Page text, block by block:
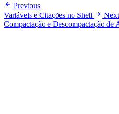
Previous
Variáveis e Citações no Shell
Next
Compactação e Descompactação